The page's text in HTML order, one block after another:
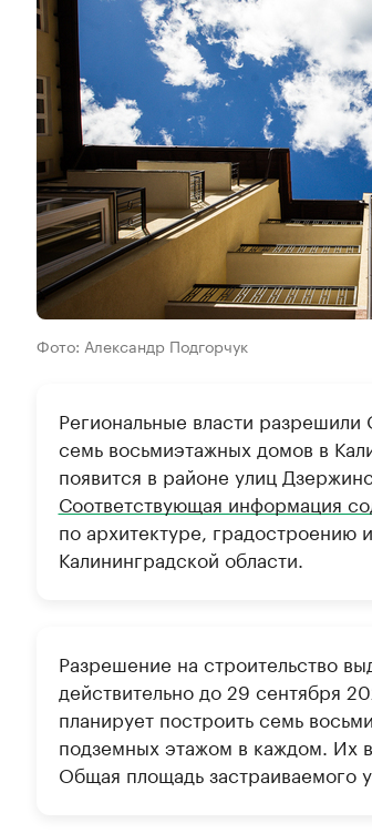
Фото: Александр Подгорчук
Региональные власти
семь восьмиэтажных домов в
появится в районе улиц
Соответствующая информация
по архитектуре, градостроению
Калининградской области.
Разрешение на строительство
действительно до 29 сентября
планирует построить семь
подземных этажом в каждом. Их
Общая площадь застраиваемого